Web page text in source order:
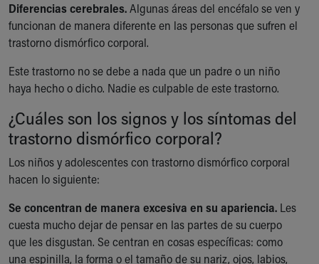
More childhood, please.™
Cincinnati Children's
Your Visit
Directions
Doggie Brigade
During Your Visit
Financial Services
Rest Accommodations
Visiting
Gift Shop
Health Info
Health Information
Healthy Info, Healthy Kids
Diferencias cerebrales.Algunas áreas del encéfalo se ven y
funcionan de manera diferente en las personas que sufren el
trastorno dismórfico corporal.
Este trastorno no se debe a nada que un padre o un niño
haya hecho o dicho. Nadie es culpable de este trastorno.
¿Cuáles son los signos y los síntomas del
trastorno dismórfico corporal?
Los niños y adolescentes con trastorno dismórfico corporal
hacen lo siguiente:
Se concentran de manera excesiva en su apariencia. Les
cuesta mucho dejar de pensar en las partes de su cuerpo
que les disgustan. Se centran en cosas específicas: como
una espinilla, la forma o el tamaño de su nariz, ojos, labios,